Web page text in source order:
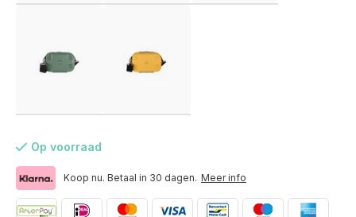
Op voorraad
Koop nu. Betaal in 30 dagen. Meer info